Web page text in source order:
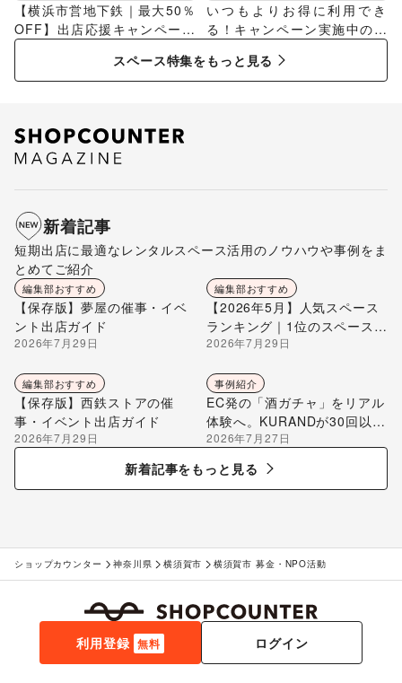
【横浜市営地下鉄｜最大50％
OFF】出店応援キャンペーン
特集
いつもよりお得に利用でき
る！キャンペーン実施中のス
スペース特集をもっと見る
新着記事
短期出店に最適なレンタルスペース活用のノウハウや事例をま
とめてご紹介
編集部おすすめ
【保存版】夢屋の催事・イベ
ント出店ガイド
2026年7月29日
編集部おすすめ
【2026年5月】人気スペース
ランキング｜1位のスペースを
編集部が解説
2026年7月29日
編集部おすすめ
【保存版】西鉄ストアの催
事・イベント出店ガイド
2026年7月29日
事例紹介
EC発の「酒ガチャ」をリアル
体験へ。KURANDが30回以上
のポップアップ出店で届け
る“新しいお酒との出会い”
2026年7月27日
新着記事をもっと見る
ショップカウンター 神奈川県 横須賀市 横須賀市 募金・NPO活動
利用登録 無料 ログイン